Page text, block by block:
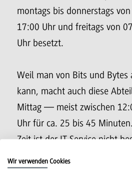
montags bis donnerstags
17:00 Uhr und freitags von
Uhr besetzt.
Weil man von Bits und
kann, macht auch diese
Mittag — meist zwischen
Uhr für ca. 25 bis 45
Zeit ist der IT Service nicht
Wir verwenden Cookies